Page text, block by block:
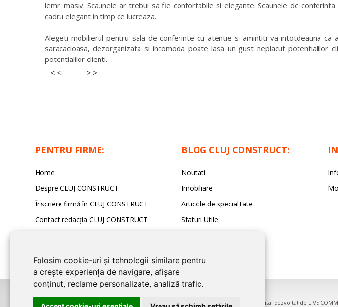
Folosim cookie-uri și tehnologii similare pentru
a crește experiența de navigare, afișare
conținut, reclame personalizate, analiză trafic.
lemn masiv. Scaunele ar trebui sa fie confortabile si elegante. Scaunele de
cadru elegant in timp ce lucreaza.
Alegeti mobilierul pentru sala de conferinte cu atentie si amintiti-va intotdeauna
saracacioasa, dezorganizata si incomoda poate lasa un gust neplacut
potentialilor clienti.
< < > >
PENTRU FIRME:
Home
Despre CLUJ CONSTRUCT
Înscriere firmă în CLUJ CONSTRUCT
Contact redacția CLUJ CONSTRUCT
BLOG CLUJ CONSTRUCT:
Noutati
Imobiliare
Articole de specialitate
Sfaturi Utile
©2026 CLUJ CONSTRUCT este un serviciu de promovare online pentru firme. Proiect digital dezvoltat de LIVE